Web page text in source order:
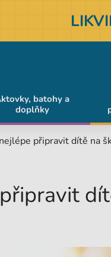
batohy a
doplňky
připravit dítě na